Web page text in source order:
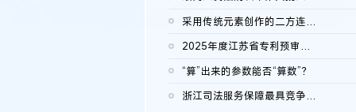
采用传统元素创作的二方连续装饰图案作品的独创性及侵权对比认定
2025年度江苏省专利预审典型案例
“算”出来的参数能否“算数”？
浙江司法服务保障最具竞争力营商环境建设典型案例（第二批）含侵...